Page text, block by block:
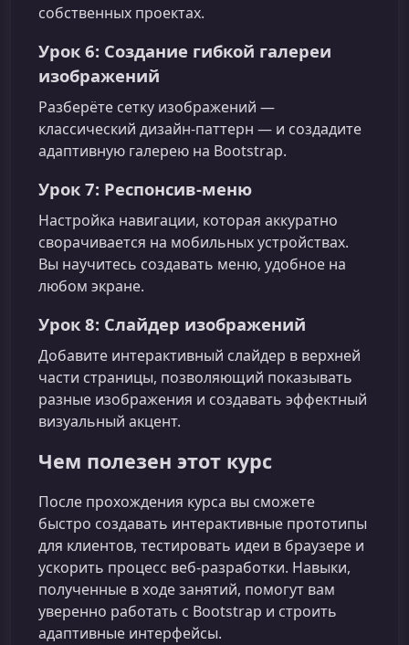
собственных проектах.
Урок 6: Создание гибкой галереи
изображений
Разберёте сетку изображений —
классический дизайн‑паттерн — и создадите
адаптивную галерею на Bootstrap.
Урок 7: Респонсив‑меню
Настройка навигации, которая аккуратно
сворачивается на мобильных устройствах.
Вы научитесь создавать меню, удобное на
любом экране.
Урок 8: Слайдер изображений
Добавите интерактивный слайдер в верхней
части страницы, позволяющий показывать
разные изображения и создавать эффектный
визуальный акцент.
Чем полезен этот курс
После прохождения курса вы сможете
быстро создавать интерактивные прототипы
для клиентов, тестировать идеи в браузере и
ускорить процесс веб‑разработки. Навыки,
полученные в ходе занятий, помогут вам
уверенно работать с Bootstrap и строить
адаптивные интерфейсы.